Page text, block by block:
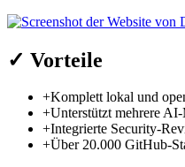
✓ Vorteile
+Komplett lokal und
+Unterstützt mehrere
+Integrierte Security-
+Über 20.000 GitHub-